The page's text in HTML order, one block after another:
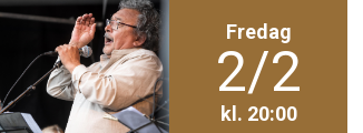
Fredag
2/2
kl. 20:00